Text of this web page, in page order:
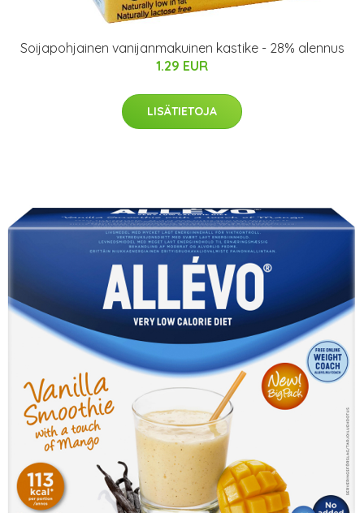
Soijapohjainen vanijanmakuinen kastike - 28% alennus
1.29 EUR
LISÄTIETOJA